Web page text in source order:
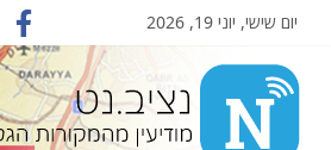
יום שישי, יוני 19, 2026
Nziv.net
מודיעין